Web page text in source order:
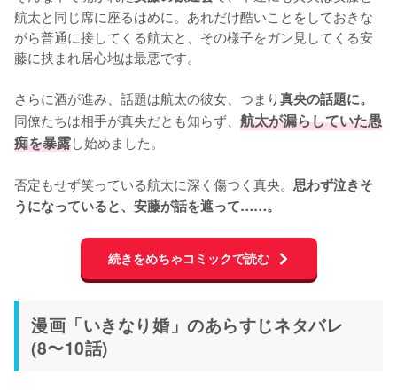
航太と同じ席に座るはめに。あれだけ酷いことをしておきな
がら普通に接してくる航太と、その様子をガン見してくる安
藤に挟まれ居心地は最悪です。
さらに酒が進み、話題は航太の彼女、つまり真央の話題に。
同僚たちは相手が真央だとも知らず、 航太が漏らしていた愚
痴を暴露し始めました。
否定もせず笑っている航太に深く傷つく真央。 思わず泣きそ
うになっていると、安藤が話を遮って……。
続きをめちゃコミックで読む
漫画「いきなり婚」のあらすじネタバレ
(8〜10話)